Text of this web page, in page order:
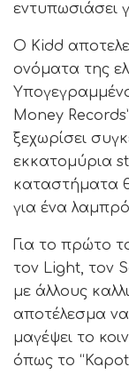
εντυπωσιάσει
Ο Kidd
ονόματα της
Money
ξεχωρίσει
εκκατομύρια
καταστήματα
για ένα
Για το πρώτο
τον Light, τον
με άλλους
αποτέλεσμα
μαγέψει το
όπως το